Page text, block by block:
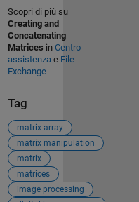
Scopri di più su
Creating and
Concatenating
Matrices in Centro
assistenzae File
Exchange
Tag
matrix array
matrix manipulation
matrix
matrices
image processing